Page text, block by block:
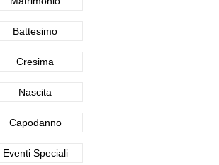
Battesimo
Cresima
Nascita
Capodanno
Eventi Speciali